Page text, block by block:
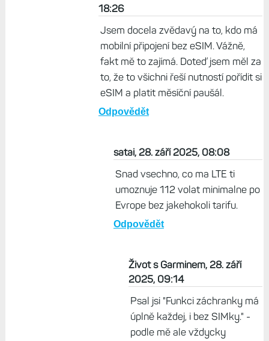
18:26
Jsem docela zvědavý na to, kdo má
mobilní připojení bez eSIM. Vážně,
fakt mě to zajímá. Doteď jsem měl za
to, že to všichni řeší nutností pořídit si
eSIM a platit měsíční paušál.
Odpovědět
satai, 28. září 2025, 08:08
Snad vsechno, co ma LTE ti
umoznuje 112 volat minimalne po
Evrope bez jakehokoli tarifu.
Odpovědět
Život s Garminem, 28. září
2025, 09:14
Psal jsi "Funkci záchranky má
úplně každej, i bez SIMky." -
podle mě ale vždycky